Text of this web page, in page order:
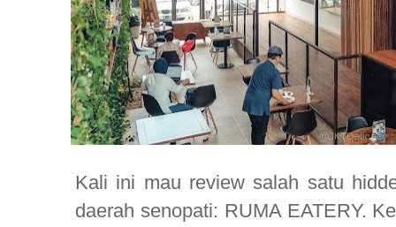
Kali ini mau review salah satu
daerah senopati: RUMA EATERY.